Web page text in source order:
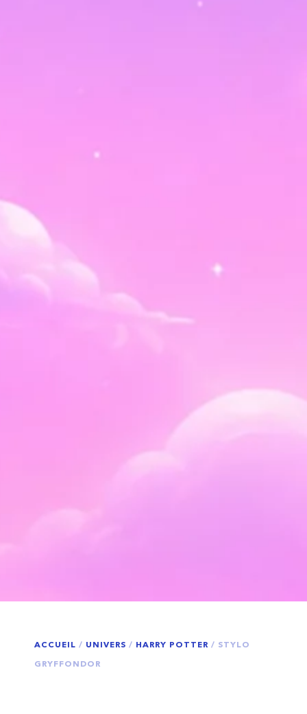
ACCUEIL / UNIVERS / HARRY POTTER / STYLO
GRYFFONDOR